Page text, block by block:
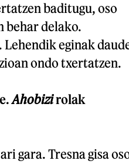
baditugu, oso
behar delako.
eginak
ondo txertatzen.
Ahobizirolak
gara. Tresna gisa